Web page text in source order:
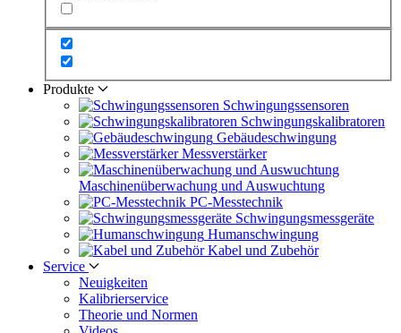
Produkte
Schwingungs­sensoren
Schwingungs­kalibratoren
Gebäude­schwingung
Messverstärker
Maschinen­überwachung und Auswuchtung
PC-Messtechnik
Schwingungs­messgeräte
Human­schwingung
Kabel und Zubehör
Service
Neuigkeiten
Kalibrier­service
Theorie und Normen